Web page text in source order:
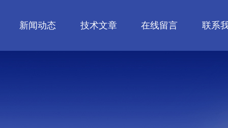
新闻动态 技术文章 在线留言 联系